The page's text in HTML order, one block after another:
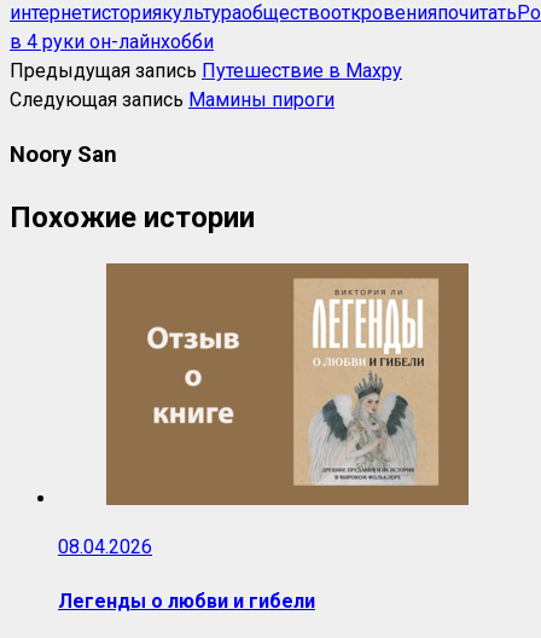
интернетисториякультураобществооткровенияпочитать
в 4 руки он-лайнхобби
Предыдущая запись Путешествие в Махру
Следующая запись Мамины пироги
Noory San
Похожие истории
08.04.2026
Легенды о любви и гибели